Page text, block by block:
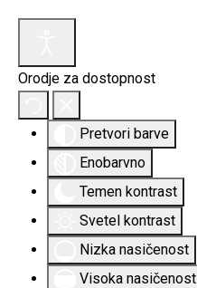
Orodje za dostopnost
Pretvori barve
Enobarvno
Temen kontrast
Svetel kontrast
Nizka nasičenost
Visoka nasičenost